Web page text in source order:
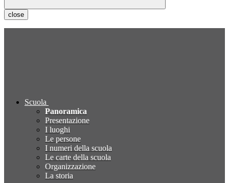
close
Scuola
Panoramica
Presentazione
I luoghi
Le persone
I numeri della scuola
Le carte della scuola
Organizzazione
La storia